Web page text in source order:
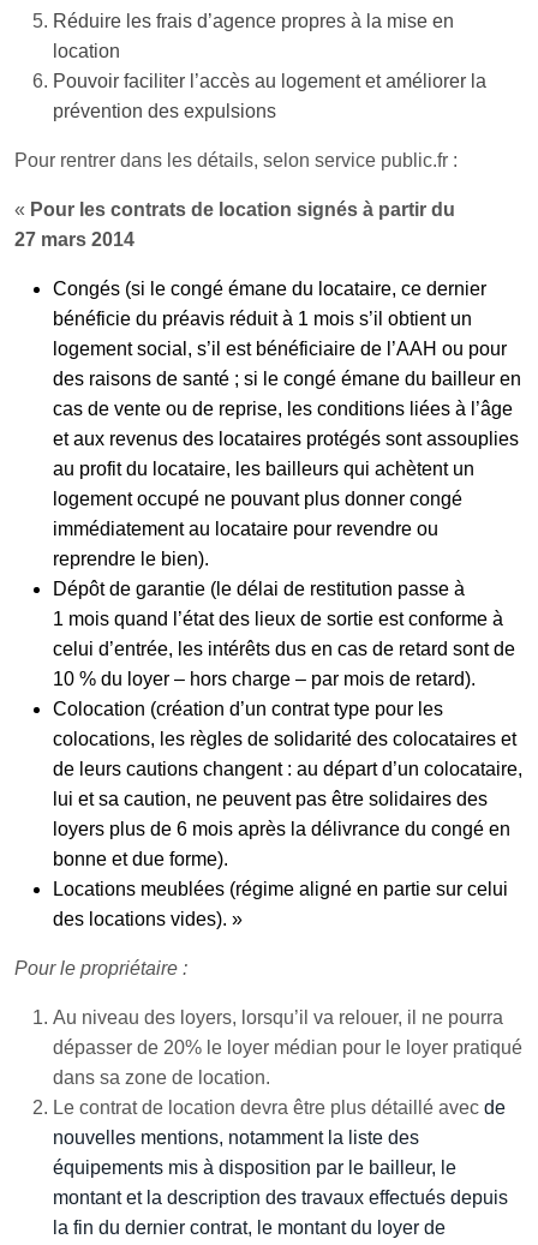
Réduire les frais d’agence propres à la mise en
location
Pouvoir faciliter l’accès au logement et améliorer la
prévention des expulsions
Pour rentrer dans les détails, selon service public.fr :
« Pour les contrats de location signés à partir du
27 mars 2014
Congés (si le congé émane du locataire, ce dernier
bénéficie du préavis réduit à 1 mois s’il obtient un
logement social, s’il est bénéficiaire de l’AAH ou pour
des raisons de santé ; si le congé émane du bailleur en
cas de vente ou de reprise, les conditions liées à l’âge
et aux revenus des locataires protégés sont assouplies
au profit du locataire, les bailleurs qui achètent un
logement occupé ne pouvant plus donner congé
immédiatement au locataire pour revendre ou
reprendre le bien).
Dépôt de garantie (le délai de restitution passe à
1 mois quand l’état des lieux de sortie est conforme à
celui d’entrée, les intérêts dus en cas de retard sont de
10 % du loyer – hors charge – par mois de retard).
Colocation (création d’un contrat type pour les
colocations, les règles de solidarité des colocataires et
de leurs cautions changent : au départ d’un colocataire,
lui et sa caution, ne peuvent pas être solidaires des
loyers plus de 6 mois après la délivrance du congé en
bonne et due forme).
Locations meublées (régime aligné en partie sur celui
des locations vides). »
Pour le propriétaire :
Au niveau des loyers, lorsqu’il va relouer, il ne pourra
dépasser de 20% le loyer médian pour le loyer pratiqué
dans sa zone de location.
Le contrat de location devra être plus détaillé avec de
nouvelles mentions, notamment la liste des
équipements mis à disposition par le bailleur, le
montant et la description des travaux effectués depuis
la fin du dernier contrat, le montant du loyer de